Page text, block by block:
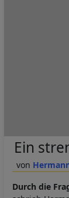
Ein
Durch die